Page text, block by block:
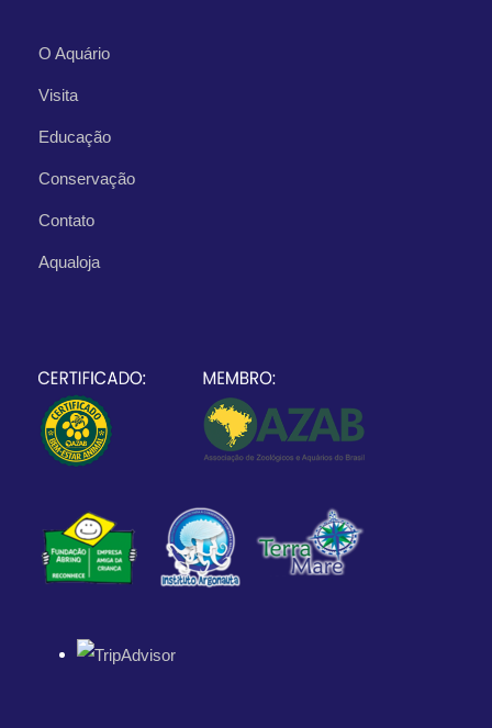
O Aquário
Visita
Educação
Conservação
Contato
Aqualoja